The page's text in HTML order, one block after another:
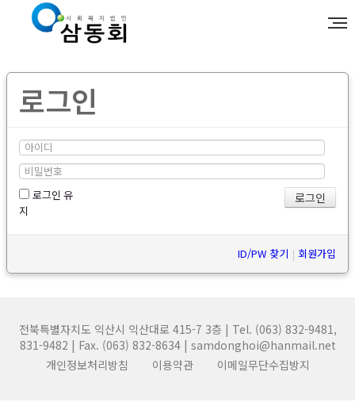
로그인
로그인 유
지
ID/PW 찾기 | 회원가입
전북특별자치도 익산시 익산대로 415-7 3층 | Tel. (063) 832-9481,
831-9482 | Fax. (063) 832-8634 | samdonghoi@hanmail.net
개인정보처리방침
이용약관 이메일무단수집방지